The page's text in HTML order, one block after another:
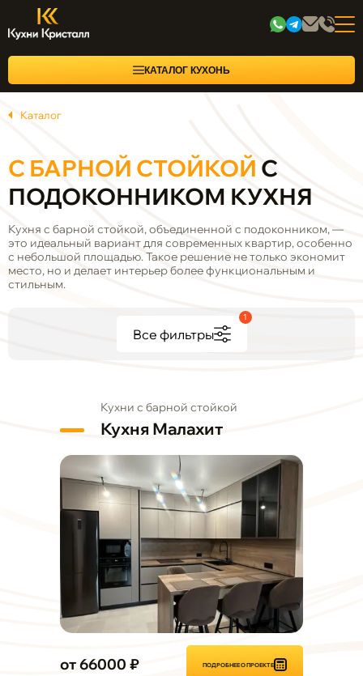
КАТАЛОГ КУХОНЬ
Каталог
С БАРНОЙ СТОЙКОЙ С
ПОДОКОННИКОМ КУХНЯ
Кухня с барной стойкой, объединенной с подоконником, —
это идеальный вариант для современных квартир, особенно
с небольшой площадью. Такое решение не только экономит
место, но и делает интерьер более функциональным и
стильным.
1
Все фильтры
Кухни с барной стойкой
Кухня Малахит
от 66000 ₽ ПОДРОБНЕЕ О ПРОЕКТЕ